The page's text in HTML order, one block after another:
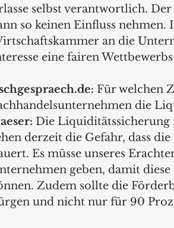
selbst verantwortlich.
so keinen Einfluss
an die
eine fairen
Für welchen
die
Die Liquiditätssicherung
derzeit die Gefahr, dass
Es müsse unseres
geben, damit
Zudem sollte die
und nicht nur für 90